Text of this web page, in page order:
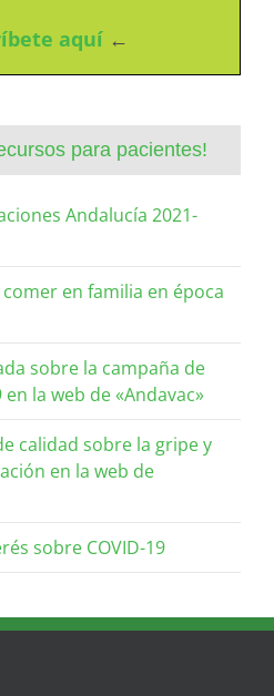
aquí ←
para pacientes!
Andalucía 2021-
en familia en época
sobre la campaña de
la web de «Andavac»
calidad sobre la gripe y
en la web de
sobre COVID-19